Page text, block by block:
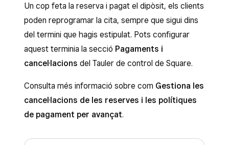
També pots configurar la recaptació
d’impostos sobre els dipòsits si els clients
no es presenten o cancel·len la cita.
Els dipòsits només s’apliquen als serveis
per reservar serveis configurats amb un
preu variable.
Els dipòsits amb import fix només
s’aplicaran als serveis que tinguin un preu
També pots habilitar la recaptació
d’impostos sobre els dipòsits si els clients
no es presenten o cancel·len la cita.
Un cop feta la reserva i pagat el dipòsit, els clients
poden reprogramar la cita, sempre que sigui dins
del termini que hagis estipulat. Pots configurar
aquest terminia la secció Pagaments i
cancel·lacions del Tauler de control de Square.
Consulta més informació sobre com Gestiona les
cancel·lacions de les reserves i les polítiques
de pagament per avançat.